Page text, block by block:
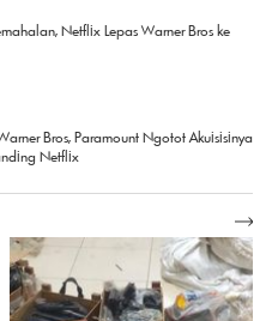
Netflix Lepas Warner Bros ke
Bros, Paramount Ngotot Akuisisinya
Netflix